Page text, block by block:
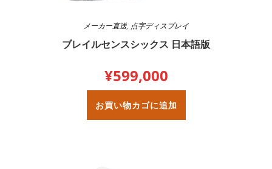
メーカー直送, 点字ディスプレイ
ブレイルセンスシックス 日本語版
¥599,000
お買い物カゴに追加